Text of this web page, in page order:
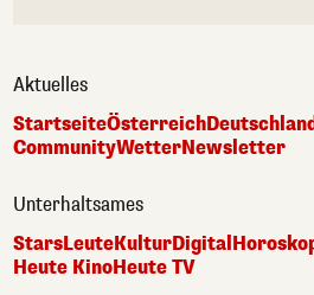
Aktuelles
StartseiteÖsterreich
CommunityWetterNewsletter
Unterhaltsames
StarsLeuteKulturDigital
Heute KinoHeute TV